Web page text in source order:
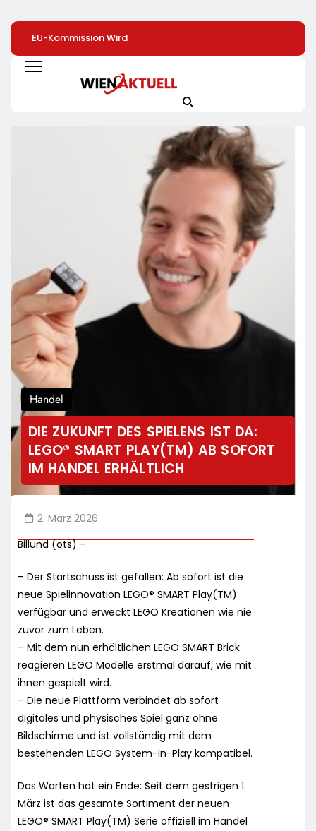
EU-Kommission Wird
Zur „Zentrale Der
Tierindustrie“ /
Tierschutzorganisation
Profitieren Deutlich
Weiterbildung
Zimmerpflanzen
Mehr Kreativität
Aktuelle Toom-
Umfrage Zeigt
Positive Effekte
Zimmerpflanzen
Handel
DIE ZUKUNFT DES SPIELENS IST DA:
LEGO® SMART PLAY(TM) AB SOFORT
IM HANDEL ERHÄLTLICH
2. März 2026
Billund (ots) –
– Der Startschuss ist gefallen: Ab sofort ist die
neue Spielinnovation LEGO® SMART Play(TM)
verfügbar und erweckt LEGO Kreationen wie nie
zuvor zum Leben.
– Mit dem nun erhältlichen LEGO SMART Brick
reagieren LEGO Modelle erstmal darauf, wie mit
ihnen gespielt wird.
– Die neue Plattform verbindet ab sofort
digitales und physisches Spiel ganz ohne
Bildschirme und ist vollständig mit dem
bestehenden LEGO System-in-Play kompatibel.
Das Warten hat ein Ende: Seit dem gestrigen 1.
März ist das gesamte Sortiment der neuen
LEGO® SMART Play(TM) Serie offiziell im Handel